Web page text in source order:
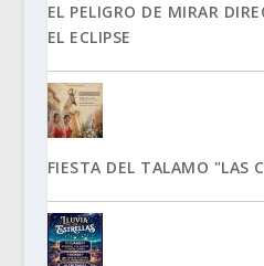
EL PELIGRO DE MIRAR
EL ECLIPSE
FIESTA DEL TALAMO "LAS